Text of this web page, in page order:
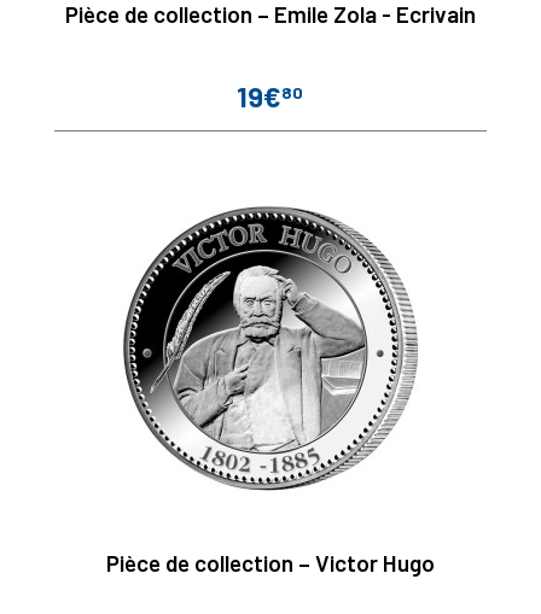
Pièce de collection – Emile Zola - Ecrivain
Prix
19€80
Pièce de collection – Victor Hugo